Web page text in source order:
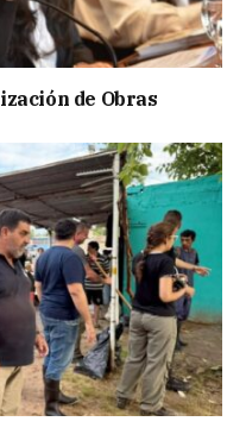
de Obras